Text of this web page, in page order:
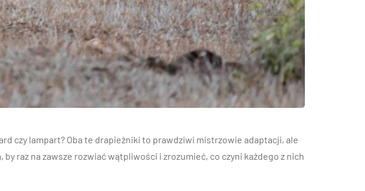
czy lampart? Oba te drapieżniki to prawdziwi mistrzowie adaptacji, ale
raz na zawsze rozwiać wątpliwości i zrozumieć, co czyni każdego z nich